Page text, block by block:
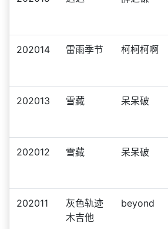
202014 雷雨季节 柯柯柯啊
202013 雪藏 呆呆破
202012 雪藏 呆呆破
202011
灰色轨迹
木吉他
beyond